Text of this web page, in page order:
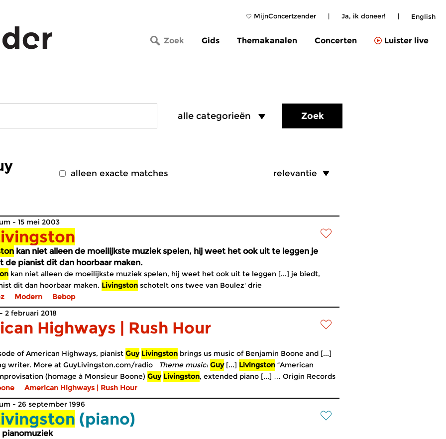
MijnConcertzender | Ja, ik doneer! | English
Zoek Gids Themakanalen Concerten Luister live
alleen exacte matches
- 15 mei 2003
kan niet alleen de moeilijkste muziek spelen, hij weet het ook uit te leggen je
de pianist dit dan hoorbaar maken.
ons twee van Boulez’ drie
kan niet alleen de moeilijkste muziek spelen, hij weet het ook uit te leggen [...] je biedt,
dit dan hoorbaar maken. Livingston schotelt ons twee van Boulez' drie
Modern
Bebop
2 februari 2018
Highways | Rush Hour
of American Highways, pianist Guy Livingston brings us music of Benjamin Boone and [...]
writer. More at GuyLivingston.com/radio
Theme music: Guy[...] Livingston “American
(homage à Monsieur Boone) Guy Livingston, extended piano [...] … Origin Records
music: Guy Livingston“American Highways” improvisation [...] (homage à Monsieur Boone)
, extended pianocomposed for Concertzender
American Highways | Rush Hour
- 26 september 1996
(piano)
pianomuziek